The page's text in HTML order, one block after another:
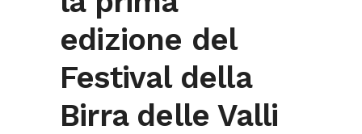
edizione del
Festival della
Birra delle Valli